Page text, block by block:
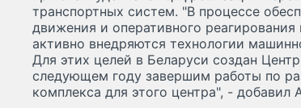
транспортных систем. "В процессе
движения и оперативного
активно внедряются технологии
Для этих целей в Беларуси создан
следующем году завершим работы по
комплекса для этого центра", - добавил